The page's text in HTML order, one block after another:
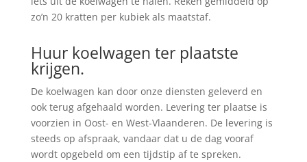
zo’n 20 kratten per kubiek als maatstaf.
Huur koelwagen ter plaatste
krijgen.
De koelwagen kan door onze diensten geleverd en
ook terug afgehaald worden. Levering ter plaatse is
voorzien in Oost- en West-Vlaanderen. De levering is
steeds op afspraak, vandaar dat u de dag vooraf
wordt opgebeld om een tijdstip af te spreken.